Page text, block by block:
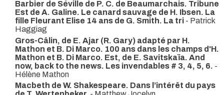
Barbier de Séville de P. C. de Beaumarchais. Tribune
Est de A. Galine. Le canard sauvage de H. Ibsen. La
fille Fleurant Elise 14 ans de G. Smith. La tri - Patrick
Haggiag
Gros-Câlin, de E. Ajar (R. Gary) adapté par H.
Mathon et B. Di Marco. 100 ans dans les champs d'H.
Mathon et B. Di Marco. Est, de E. Savitskaïa. And
now, back to the news. Les invendables # 3, 4, 5, 6. -
Hélène Mathon
Macbeth de W. Shakespeare. Dans l’intérêt du pays